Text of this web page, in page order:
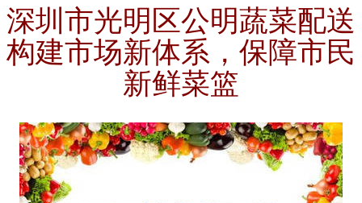
深圳市光明区公明蔬菜配送
构建市场新体系，保障市民
新鲜菜篮